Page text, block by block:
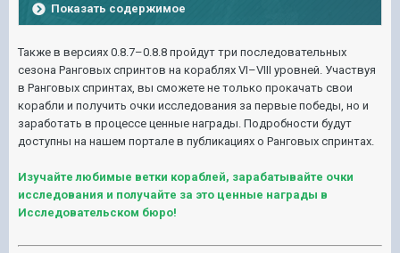
Показать содержимое
Также в версиях 0.8.7–0.8.8 пройдут три последовательных
сезона Ранговых спринтов на кораблях VI–VIII уровней. Участвуя
в Ранговых спринтах, вы сможете не только прокачать свои
корабли и получить очки исследования за первые победы, но и
заработать в процессе ценные награды. Подробности будут
доступны на нашем портале в публикациях о Ранговых спринтах.
Изучайте любимые ветки кораблей, зарабатывайте очки
исследования и получайте за это ценные награды в
Исследовательском бюро!